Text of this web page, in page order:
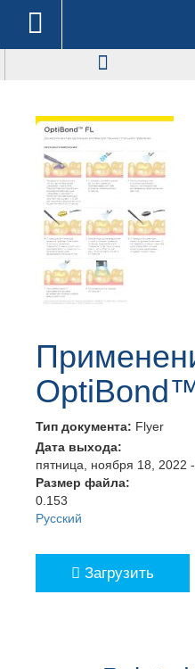
Тип документа: Flyer
Дата выхода:
пятница, ноября 18, 2022
Размер файла:
0.153
Русский
Загрузить